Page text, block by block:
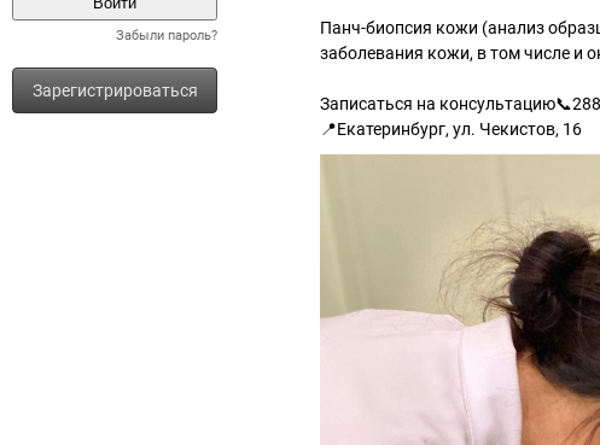
Забыли пароль?
Зарегистрироваться
Панч-биопсия кожи (анализ
заболевания кожи, в том числе и
Записаться на
📍Екатеринбург, ул. Чекистов, 16